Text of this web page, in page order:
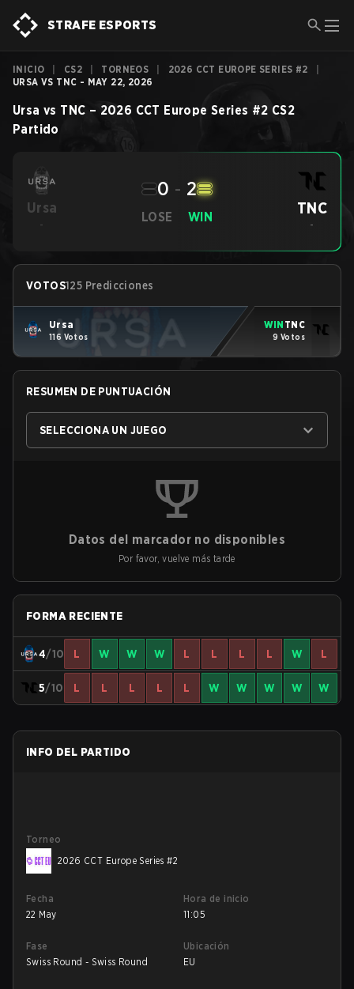
STRAFE ESPORTS
INICIO CS2 TORNEOS 2026 CCT EUROPE SERIES #2
URSA VS TNC - MAY 22, 2026
Ursa vs TNC – 2026 CCT Europe Series #2 CS2
Partido
Ursa
-
LOSE
0 - 2
WIN TNC
-
VOTOS125 Predicciones
Ursa
116 Votos
WIN TNC
9 Votos
RESUMEN DE PUNTUACIÓN
SELECCIONA UN JUEGO
Datos del marcador no disponibles
Por favor, vuelve más tarde
FORMA RECIENTE
4/10 L W W W L L L L W L
5/10 L L L L L W W W W W
INFO DEL PARTIDO
Torneo
2026 CCT Europe Series #2
Fecha
22 May
Hora de inicio
11:05
Fase
Swiss Round - Swiss Round
Ubicación
EU